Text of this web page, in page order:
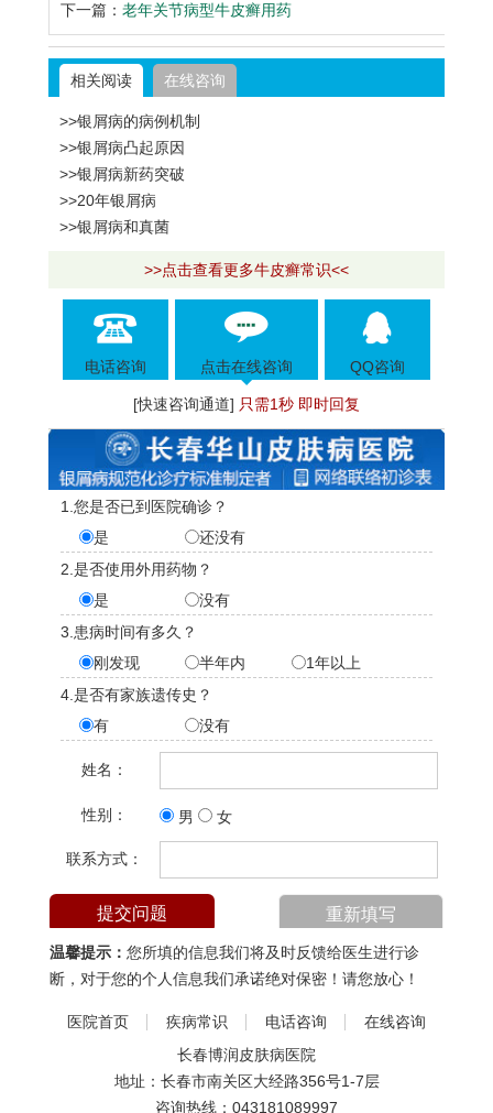
下一篇： 老年关节病型牛皮癣用药
相关阅读 在线咨询
>>银屑病的病例机制
>>银屑病凸起原因
>>银屑病新药突破
>>20年银屑病
>>银屑病和真菌
>>点击查看更多牛皮癣常识<<
电话咨询 点击在线咨询 QQ咨询
[快速咨询通道] 只需1秒 即时回复
1.您是否已到医院确诊？
是
还没有
2.是否使用外用药物？
是
没有
3.患病时间有多久？
刚发现
半年内
1年以上
4.是否有家族遗传史？
有
没有
姓名：
性别： 男 女
联系方式：
温馨提示： 您所填的信息我们将及时反馈给医生进行诊
断，对于您的个人信息我们承诺绝对保密！请您放心！
医院首页 疾病常识 电话咨询
在线咨询
长春博润皮肤病医院
地址：长春市南关区大经路356号1-7层
咨询热线： 043181089997